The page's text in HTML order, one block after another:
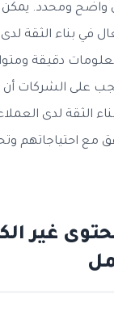
واضح ومحدد. يمكن
في بناء الثقة
دقيقة
على الشركات أن
الثقة لدى
مع احتياجاتهم
غير